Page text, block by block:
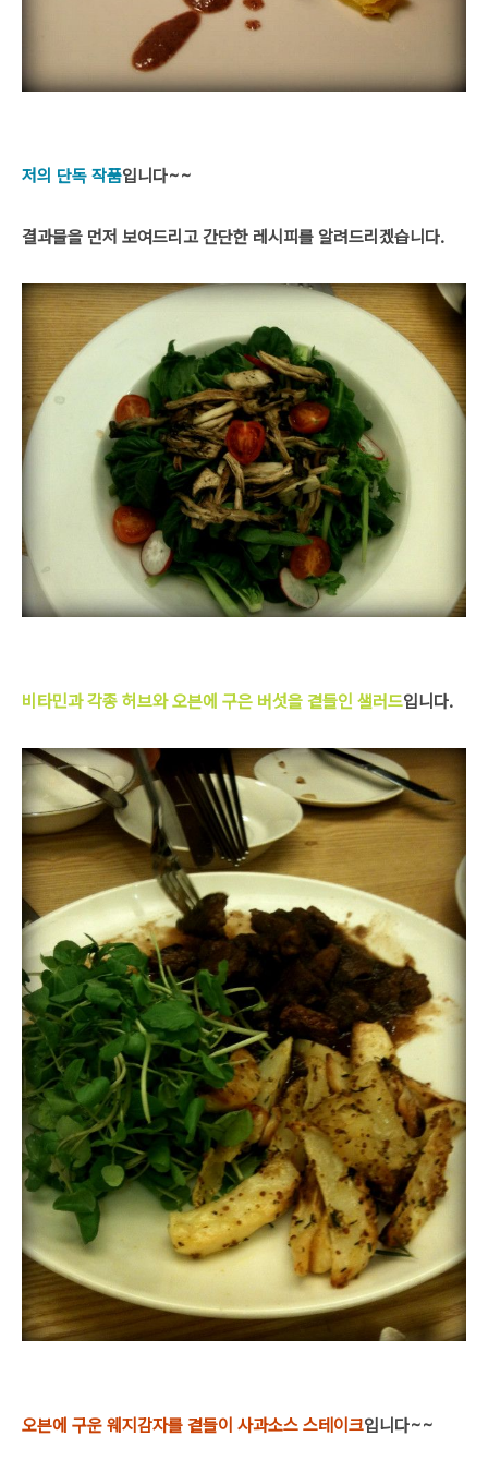
저의 단독 작품입니다~~
결과물을 먼저 보여드리고 간단한 레시피를 알려드리겠습니다.
비타민과 각종 허브와 오븐에 구은 버섯을 곁들인 샐러드입니다.
오븐에 구운 웨지감자를 곁들이 사과소스 스테이크입니다~~